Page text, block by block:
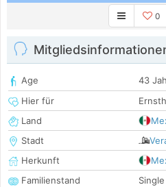
0
Age
43
Hier für
Land
Stadt
Herkunft
Familienstand
Single